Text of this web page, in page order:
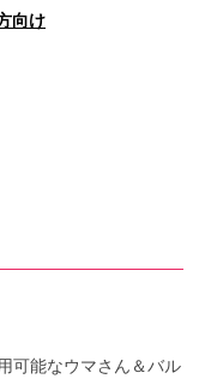
向け
可能なウマさん＆バル